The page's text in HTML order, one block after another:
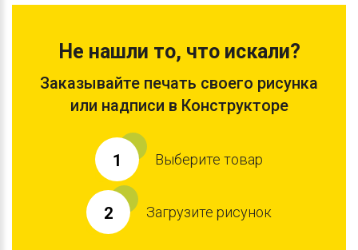
Не нашли то, что искали?
Заказывайте печать своего рисунка
или надписи в Конструкторе
1 Выберите товар
2 Загрузите рисунок